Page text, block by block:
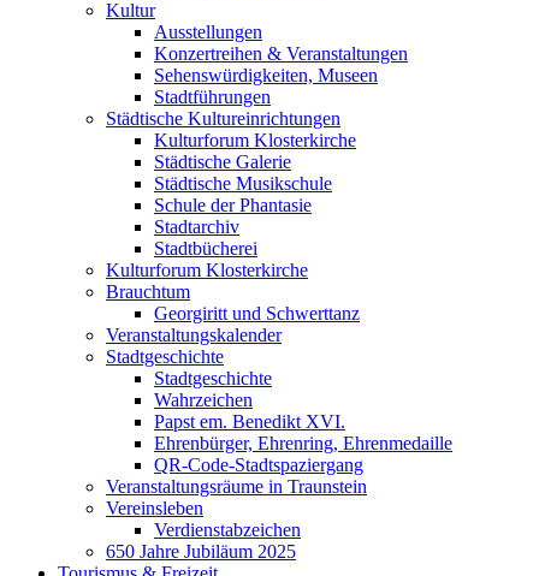
Kultur
Ausstellungen
Konzertreihen & Veranstaltungen
Sehenswürdigkeiten, Museen
Stadtführungen
Städtische Kultureinrichtungen
Kulturforum Klosterkirche
Städtische Galerie
Städtische Musikschule
Schule der Phantasie
Stadtarchiv
Stadtbücherei
Kulturforum Klosterkirche
Brauchtum
Georgiritt und Schwerttanz
Veranstaltungskalender
Stadtgeschichte
Stadtgeschichte
Wahrzeichen
Papst em. Benedikt XVI.
Ehrenbürger, Ehrenring, Ehrenmedaille
QR-Code-Stadtspaziergang
Veranstaltungsräume in Traunstein
Vereinsleben
Verdienstabzeichen
650 Jahre Jubiläum 2025